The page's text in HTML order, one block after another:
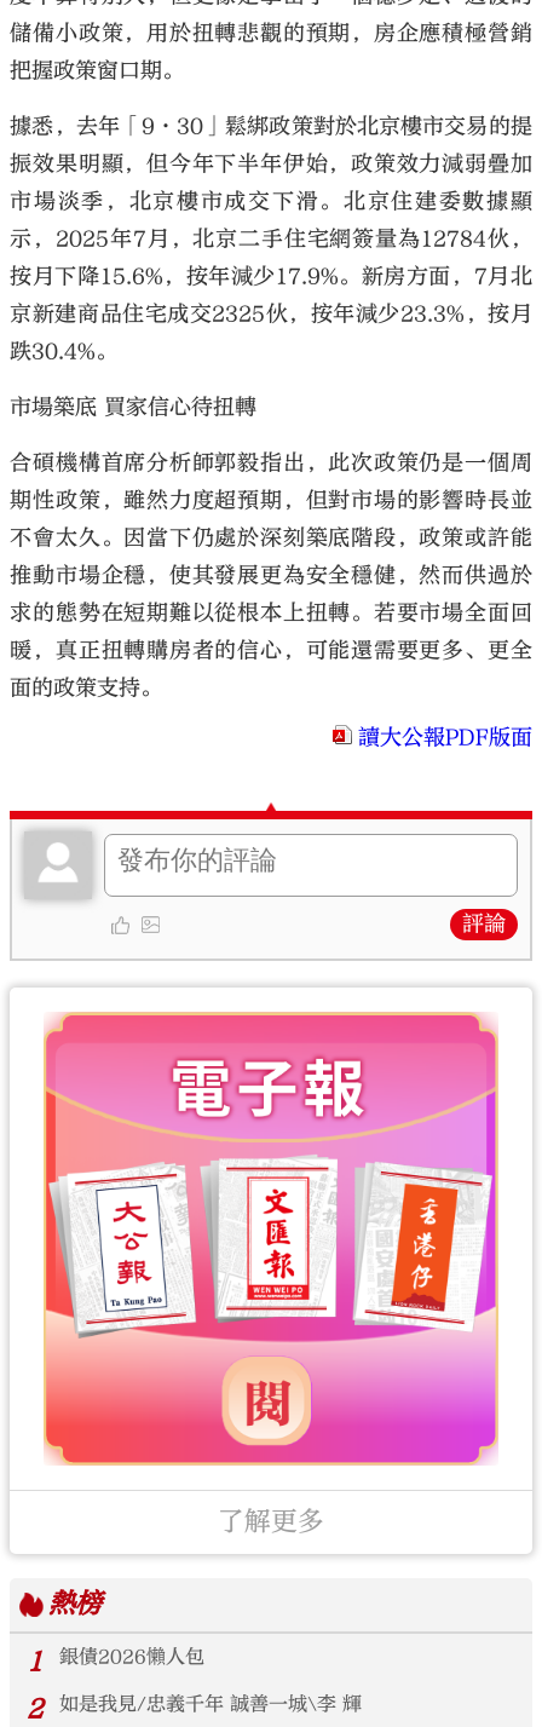
儲備小政策，用於扭轉悲觀的預期，房企應積極營銷
把握政策窗口期。
據悉，去年「9·30」鬆綁政策對於北京樓市交易的提
振效果明顯，但今年下半年伊始，政策效力減弱疊加
市場淡季，北京樓市成交下滑。北京住建委數據顯
示，2025年7月，北京二手住宅網簽量為12784伙，
按月下降15.6%，按年減少17.9%。新房方面，7月北
京新建商品住宅成交2325伙，按年減少23.3%，按月
跌30.4%。
市場築底 買家信心待扭轉
合碩機構首席分析師郭毅指出，此次政策仍是一個周
期性政策，雖然力度超預期，但對市場的影響時長並
不會太久。因當下仍處於深刻築底階段，政策或許能
推動市場企穩，使其發展更為安全穩健，然而供過於
求的態勢在短期難以從根本上扭轉。若要市場全面回
暖，真正扭轉購房者的信心，可能還需要更多、更全
面的政策支持。
讀大公報PDF版面
評論
了解更多
熱榜
1
銀債2026懶人包
2 如是我見/忠義千年 誠善一城\李 輝